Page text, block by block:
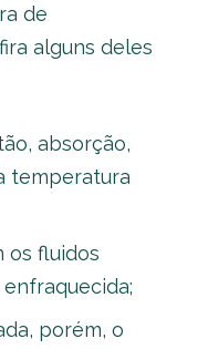
de
alguns deles
absorção,
temperatura
os fluidos
porém, o